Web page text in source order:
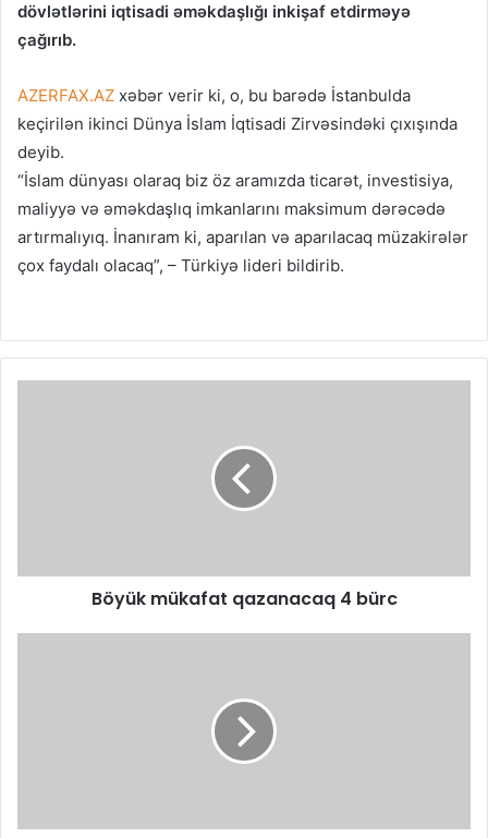
dövlətlərini iqtisadi əməkdaşlığı inkişaf etdirməyə
çağırıb.
AZERFAX.AZ xəbər verir ki, o, bu barədə İstanbulda
keçirilən ikinci Dünya İslam İqtisadi Zirvəsindəki çıxışında
deyib.
“İslam dünyası olaraq biz öz aramızda ticarət, investisiya,
maliyyə və əməkdaşlıq imkanlarını maksimum dərəcədə
artırmalıyıq. İnanıram ki, aparılan və aparılacaq müzakirələr
çox faydalı olacaq”, – Türkiyə lideri bildirib.
Böyük mükafat qazanacaq 4 bürc